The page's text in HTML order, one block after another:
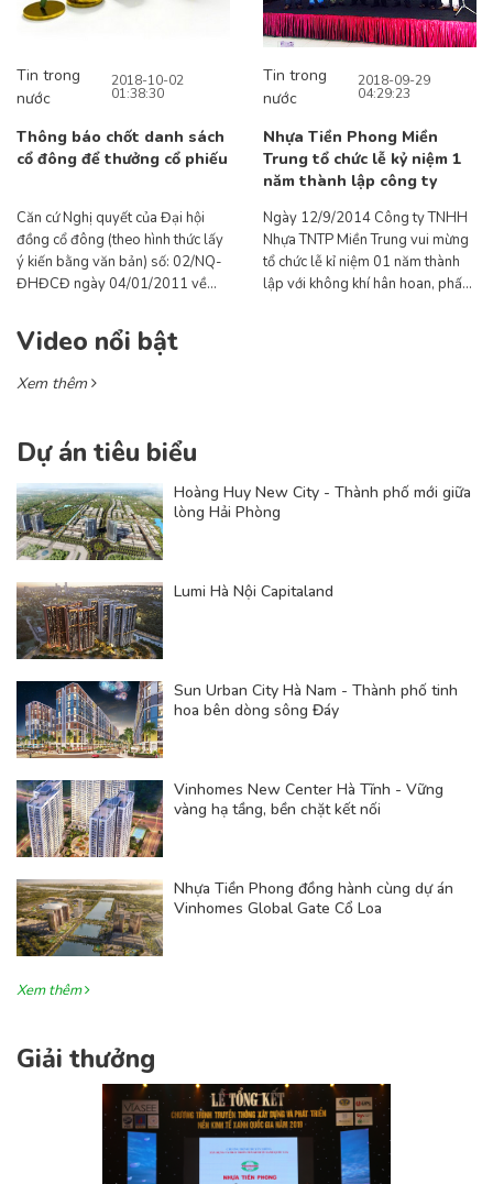
Tin trong
nước
2018-10-02
01:38:30
Thông báo chốt danh sách
cổ đông để thưởng cổ phiếu
Căn cứ Nghị quyết của Đại hội
đồng cổ đông (theo hình thức lấy
ý kiến bằng văn bản) số: 02/NQ-
ĐHĐCĐ ngày 04/01/2011 về
hiện hữu
Tin trong
nước
2018-09-29
04:29:23
Nhựa Tiền Phong Miền
Trung tổ chức lễ kỷ niệm 1
năm thành lập công ty
Ngày 12/9/2014 Công ty TNHH
Nhựa TNTP Miền Trung vui mừng
tổ chức lễ kỉ niệm 01 năm thành
lập với không khí hân hoan, phấn
Video nổi bật
Xem thêm
Dự án tiêu biểu
Hoàng Huy New City - Thành phố mới giữa
lòng Hải Phòng
Lumi Hà Nội Capitaland
Sun Urban City Hà Nam - Thành phố tinh
hoa bên dòng sông Đáy
Vinhomes New Center Hà Tĩnh - Vững
vàng hạ tầng, bền chặt kết nối
Nhựa Tiền Phong đồng hành cùng dự án
Vinhomes Global Gate Cổ Loa
Xem thêm
Giải thưởng